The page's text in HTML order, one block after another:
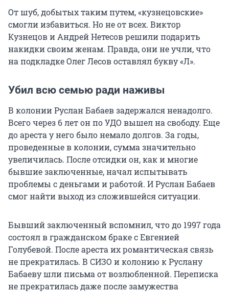
От шуб, добытых таким путем, «кузнецовские»
смогли избавиться. Но не от всех. Виктор
Кузнецов и Андрей Нетесов решили подарить
накидки своим женам. Правда, они не учли, что
на подкладке Олег Лесов оставлял букву «Л».
Убил всю семью ради наживы
В колонии Руслан Бабаев задержался ненадолго.
Всего через 6 летон по УДО вышел на свободу. Еще
до ареста у него было немало долгов. За годы,
проведенные в колонии, сумма значительно
увеличилась. После отсидки он, как и многие
бывшие заключенные, начал испытывать
проблемы с деньгами и работой. И Руслан Бабаев
смог найти выход из сложившейся ситуации.
Бывший заключенный вспомнил, что до 1997 года
состоял в гражданском браке с Евгенией
Голубевой. После ареста их романтическая связь
не прекратилась. В СИЗО и колонию к Руслану
Бабаеву шли письма от возлюбленной. Переписка
не прекратилась даже после замужества